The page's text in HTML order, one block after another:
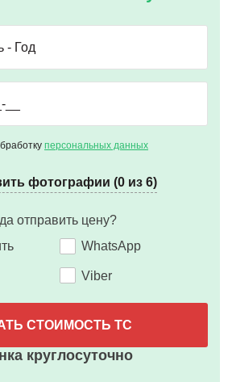
персональных данных
фотографии (0 из 6)
отправить цену?
WhatsApp
Viber
СТОИМОСТЬ ТС
круглосуточно